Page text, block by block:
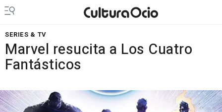
SERIES & TV
Marvel resucita a Los Cuatro
Fantásticos